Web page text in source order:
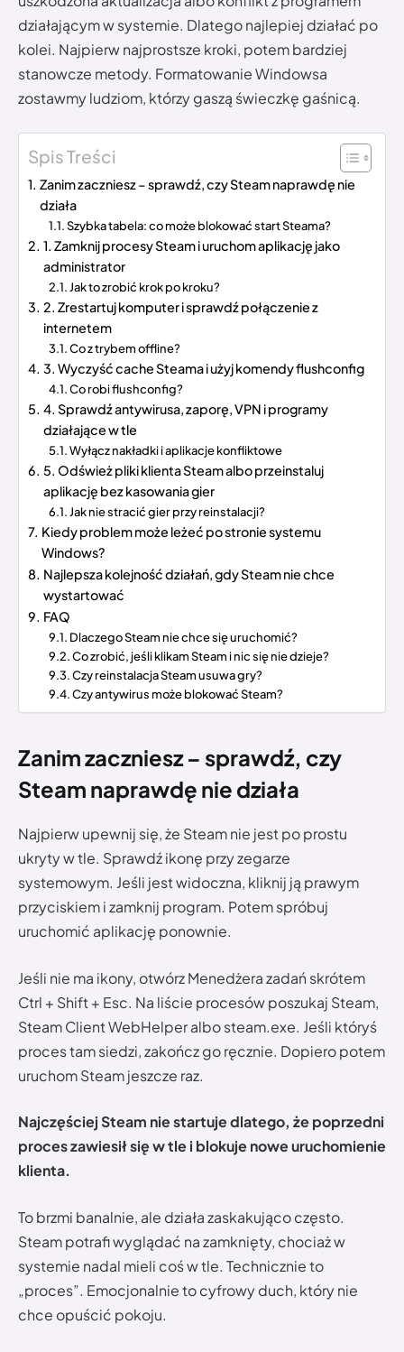
działającym w systemie. Dlatego najlepiej działać po
kolei. Najpierw najprostsze kroki, potem bardziej
stanowcze metody. Formatowanie Windowsa
zostawmy ludziom, którzy gaszą świeczkę gaśnicą.
Spis Treści
Zanim zaczniesz – sprawdź, czy Steam naprawdę nie
działa
Szybka tabela: co może blokować start Steama?
1. Zamknij procesy Steam i uruchom aplikację jako
administrator
Jak to zrobić krok po kroku?
2. Zrestartuj komputer i sprawdź połączenie z
internetem
Co z trybem offline?
3. Wyczyść cache Steama i użyj komendy flushconfig
Co robi flushconfig?
4. Sprawdź antywirusa, zaporę, VPN i programy
działające w tle
Wyłącz nakładki i aplikacje konfliktowe
5. Odśwież pliki klienta Steam albo przeinstaluj
aplikację bez kasowania gier
Jak nie stracić gier przy reinstalacji?
Kiedy problem może leżeć po stronie systemu
Windows?
Najlepsza kolejność działań, gdy Steam nie chce
wystartować
FAQ
Dlaczego Steam nie chce się uruchomić?
Co zrobić, jeśli klikam Steam i nic się nie dzieje?
Czy reinstalacja Steam usuwa gry?
Czy antywirus może blokować Steam?
Zanim zaczniesz – sprawdź, czy
Steam naprawdę nie działa
Najpierw upewnij się, że Steam nie jest po prostu
ukryty w tle. Sprawdź ikonę przy zegarze
systemowym. Jeśli jest widoczna, kliknij ją prawym
przyciskiem i zamknij program. Potem spróbuj
uruchomić aplikację ponownie.
Jeśli nie ma ikony, otwórz Menedżera zadań skrótem
Ctrl + Shift + Esc. Na liście procesów poszukaj Steam,
Steam Client WebHelper albo steam.exe. Jeśli któryś
proces tam siedzi, zakończ go ręcznie. Dopiero potem
uruchom Steam jeszcze raz.
Najczęściej Steam nie startuje dlatego, że poprzedni
proces zawiesił się w tle i blokuje nowe uruchomienie
klienta.
To brzmi banalnie, ale działa zaskakująco często.
Steam potrafi wyglądać na zamknięty, chociaż w
systemie nadal mieli coś w tle. Technicznie to
„proces”. Emocjonalnie to cyfrowy duch, który nie
chce opuścić pokoju.